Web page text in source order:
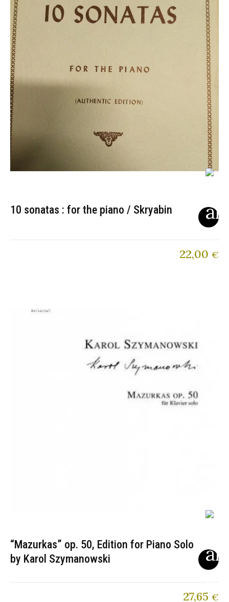
10 sonatas : for the piano / Skryabin
22,00 €
“Mazurkas” op. 50, Edition for Piano Solo
by Karol Szymanowski
27,65 €